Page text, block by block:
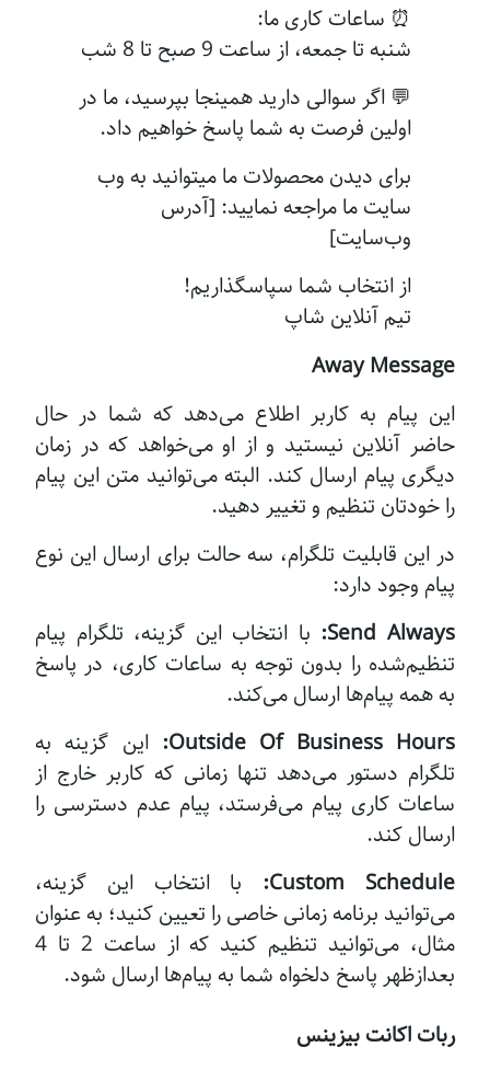
⏰ ساعات کاری ما:
شنبه تا جمعه، از ساعت 9 صبح تا 8 شب
💬 اگر سوالی دارید همینجا بپرسید، ما در
اولین فرصت به شما پاسخ خواهیم داد.
برای دیدن محصولات ما میتوانید به وب
سایت ما مراجعه نمایید: [آدرس
وب‌سایت]
از انتخاب شما سپاسگذاریم!
تیم آنلاین شاپ
Away Message
این پیام به کاربر اطلاع می‌دهد که شما در حال
حاضر آنلاین نیستید و از او می‌خواهد که در زمان
دیگری پیام ارسال کند. البته می‌توانید متن این پیام
را خودتان تنظیم و تغییر دهید.
در این قابلیت تلگرام، سه حالت برای ارسال این نوع
پیام وجود دارد:
Send Always: با انتخاب این گزینه، تلگرام پیام
تنظیم‌شده را بدون توجه به ساعات کاری، در پاسخ
به همه پیام‌ها ارسال می‌کند.
Outside Of Business Hours: این گزینه به
تلگرام دستور می‌دهد تنها زمانی که کاربر خارج از
ساعات کاری پیام می‌فرستد، پیام عدم دسترسی را
ارسال کند.
Custom Schedule:
با انتخاب این گزینه،
می‌توانید برنامه زمانی خاصی را تعیین کنید؛ به عنوان
مثال، می‌توانید تنظیم کنید که از ساعت 2 تا 4
بعدازظهر پاسخ دلخواه شما به پیام‌ها ارسال شود.
ربات اکانت بیزینس